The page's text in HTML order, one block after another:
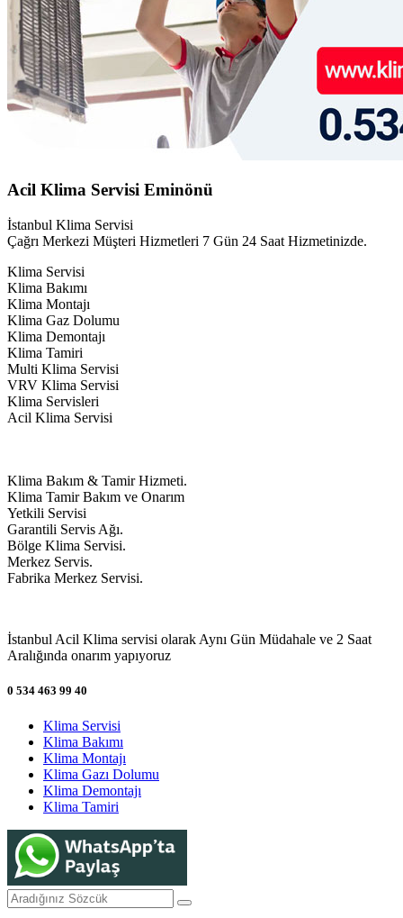
Acil Klima Servisi Eminönü
İstanbul Klima Servisi
Çağrı Merkezi Müşteri Hizmetleri 7 Gün 24 Saat Hizmetinizde.
Klima Servisi
Klima Bakımı
Klima Montajı
Klima Gaz Dolumu
Klima Demontajı
Klima Tamiri
Multi Klima Servisi
VRV Klima Servisi
Klima Servisleri
Acil Klima Servisi
Klima Bakım & Tamir Hizmeti.
Klima Tamir Bakım ve Onarım
Yetkili Servisi
Garantili Servis Ağı.
Bölge Klima Servisi.
Merkez Servis.
Fabrika Merkez Servisi.
İstanbul Acil Klima servisi olarak Aynı Gün Müdahale ve 2 Saat
Aralığında onarım yapıyoruz
0 534 463 99 40
Klima Servisi
Klima Bakımı
Klima Montajı
Klima Gazı Dolumu
Klima Demontajı
Klima Tamiri